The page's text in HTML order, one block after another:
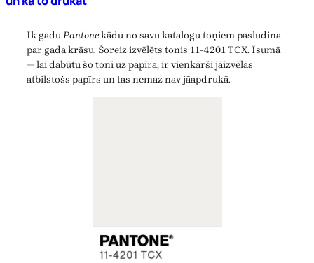
Ik gaduPantonekādu no savu katalogu toņiem pasludina
par gada krāsu. Šoreiz izvēlēts tonis 11-4201 TCX. Īsumā
— lai dabūtu šo toni uz papīra, ir vienkārši jāizvēlās
atbilstošs papīrs un tas nemaz nav jāapdrukā.